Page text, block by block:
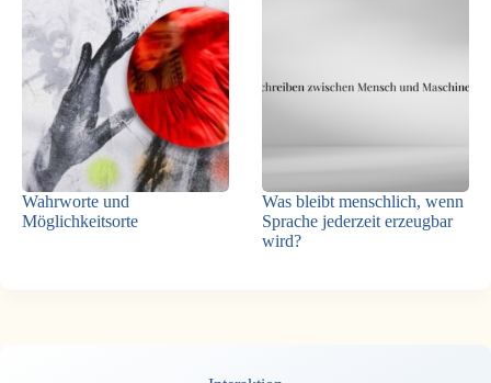
Wahrworte und
Möglichkeitsorte
Was bleibt menschlich, wenn
Sprache jederzeit erzeugbar
wird?